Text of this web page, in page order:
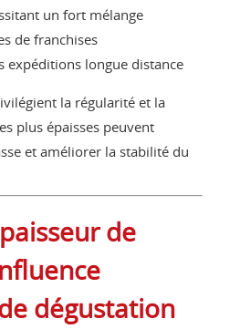
un fort mélange
de franchises
expéditions longue distance
la régularité et la
plus épaisses peuvent
et améliorer la stabilité du
de
dégustation